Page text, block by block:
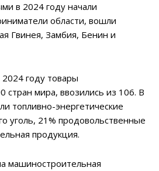
в 2024 году начали
области, вошли
Гвинея, Замбия, Бенин и
году товары
стран мира, ввозились из 106. В
топливно-энергетические
уголь, 21% продовольственные
продукция.
машиностроительная